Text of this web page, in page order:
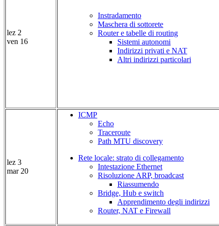
lez 2
ven 16
Instradamento
Maschera di sottorete
Router e tabelle di routing
Sistemi autonomi
Indirizzi privati e NAT
Altri indirizzi particolari
lez 3
mar 20
ICMP
Echo
Traceroute
Path MTU discovery
Rete locale: strato di collegamento
Intestazione Ethernet
Risoluzione ARP, broadcast
Riassumendo
Bridge, Hub e switch
Apprendimento degli indirizzi
Router, NAT e Firewall